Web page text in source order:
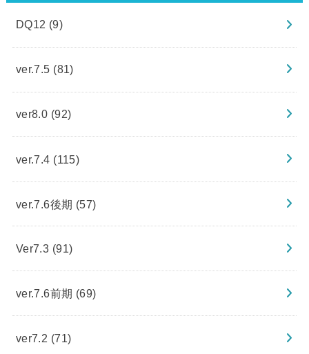
DQ12 (9)
ver.7.5 (81)
ver8.0 (92)
ver.7.4 (115)
ver.7.6後期 (57)
Ver7.3 (91)
ver.7.6前期 (69)
ver7.2 (71)